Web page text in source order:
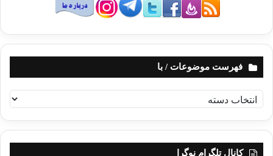
فهرست موضوعات / با
ه
ر
کانال تلگرام نوگرا